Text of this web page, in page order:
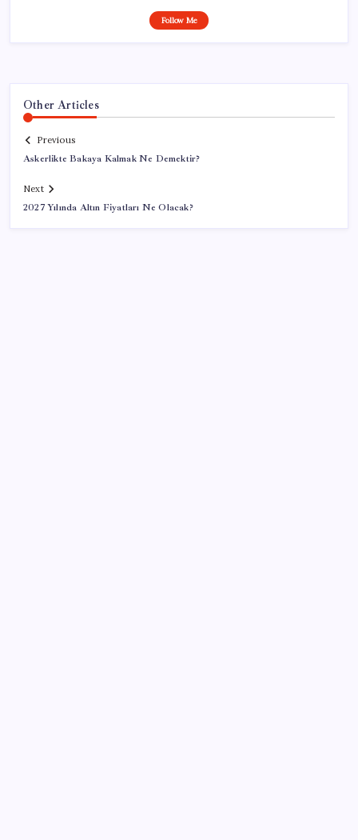
Follow Me
Other Articles
Previous
Askerlikte Bakaya Kalmak Ne Demektir?
Next
2027 Yılında Altın Fiyatları Ne Olacak?